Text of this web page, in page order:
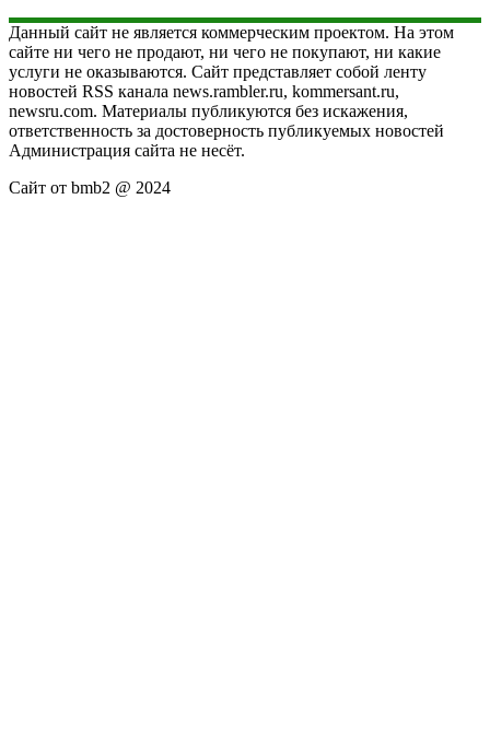
Данный сайт не является коммерческим проектом. На этом
сайте ни чего не продают, ни чего не покупают, ни какие
услуги не оказываются. Сайт представляет собой ленту
новостей RSS канала news.rambler.ru, kommersant.ru,
newsru.com. Материалы публикуются без искажения,
ответственность за достоверность публикуемых новостей
Администрация сайта не несёт.
Сайт от bmb2 @ 2024